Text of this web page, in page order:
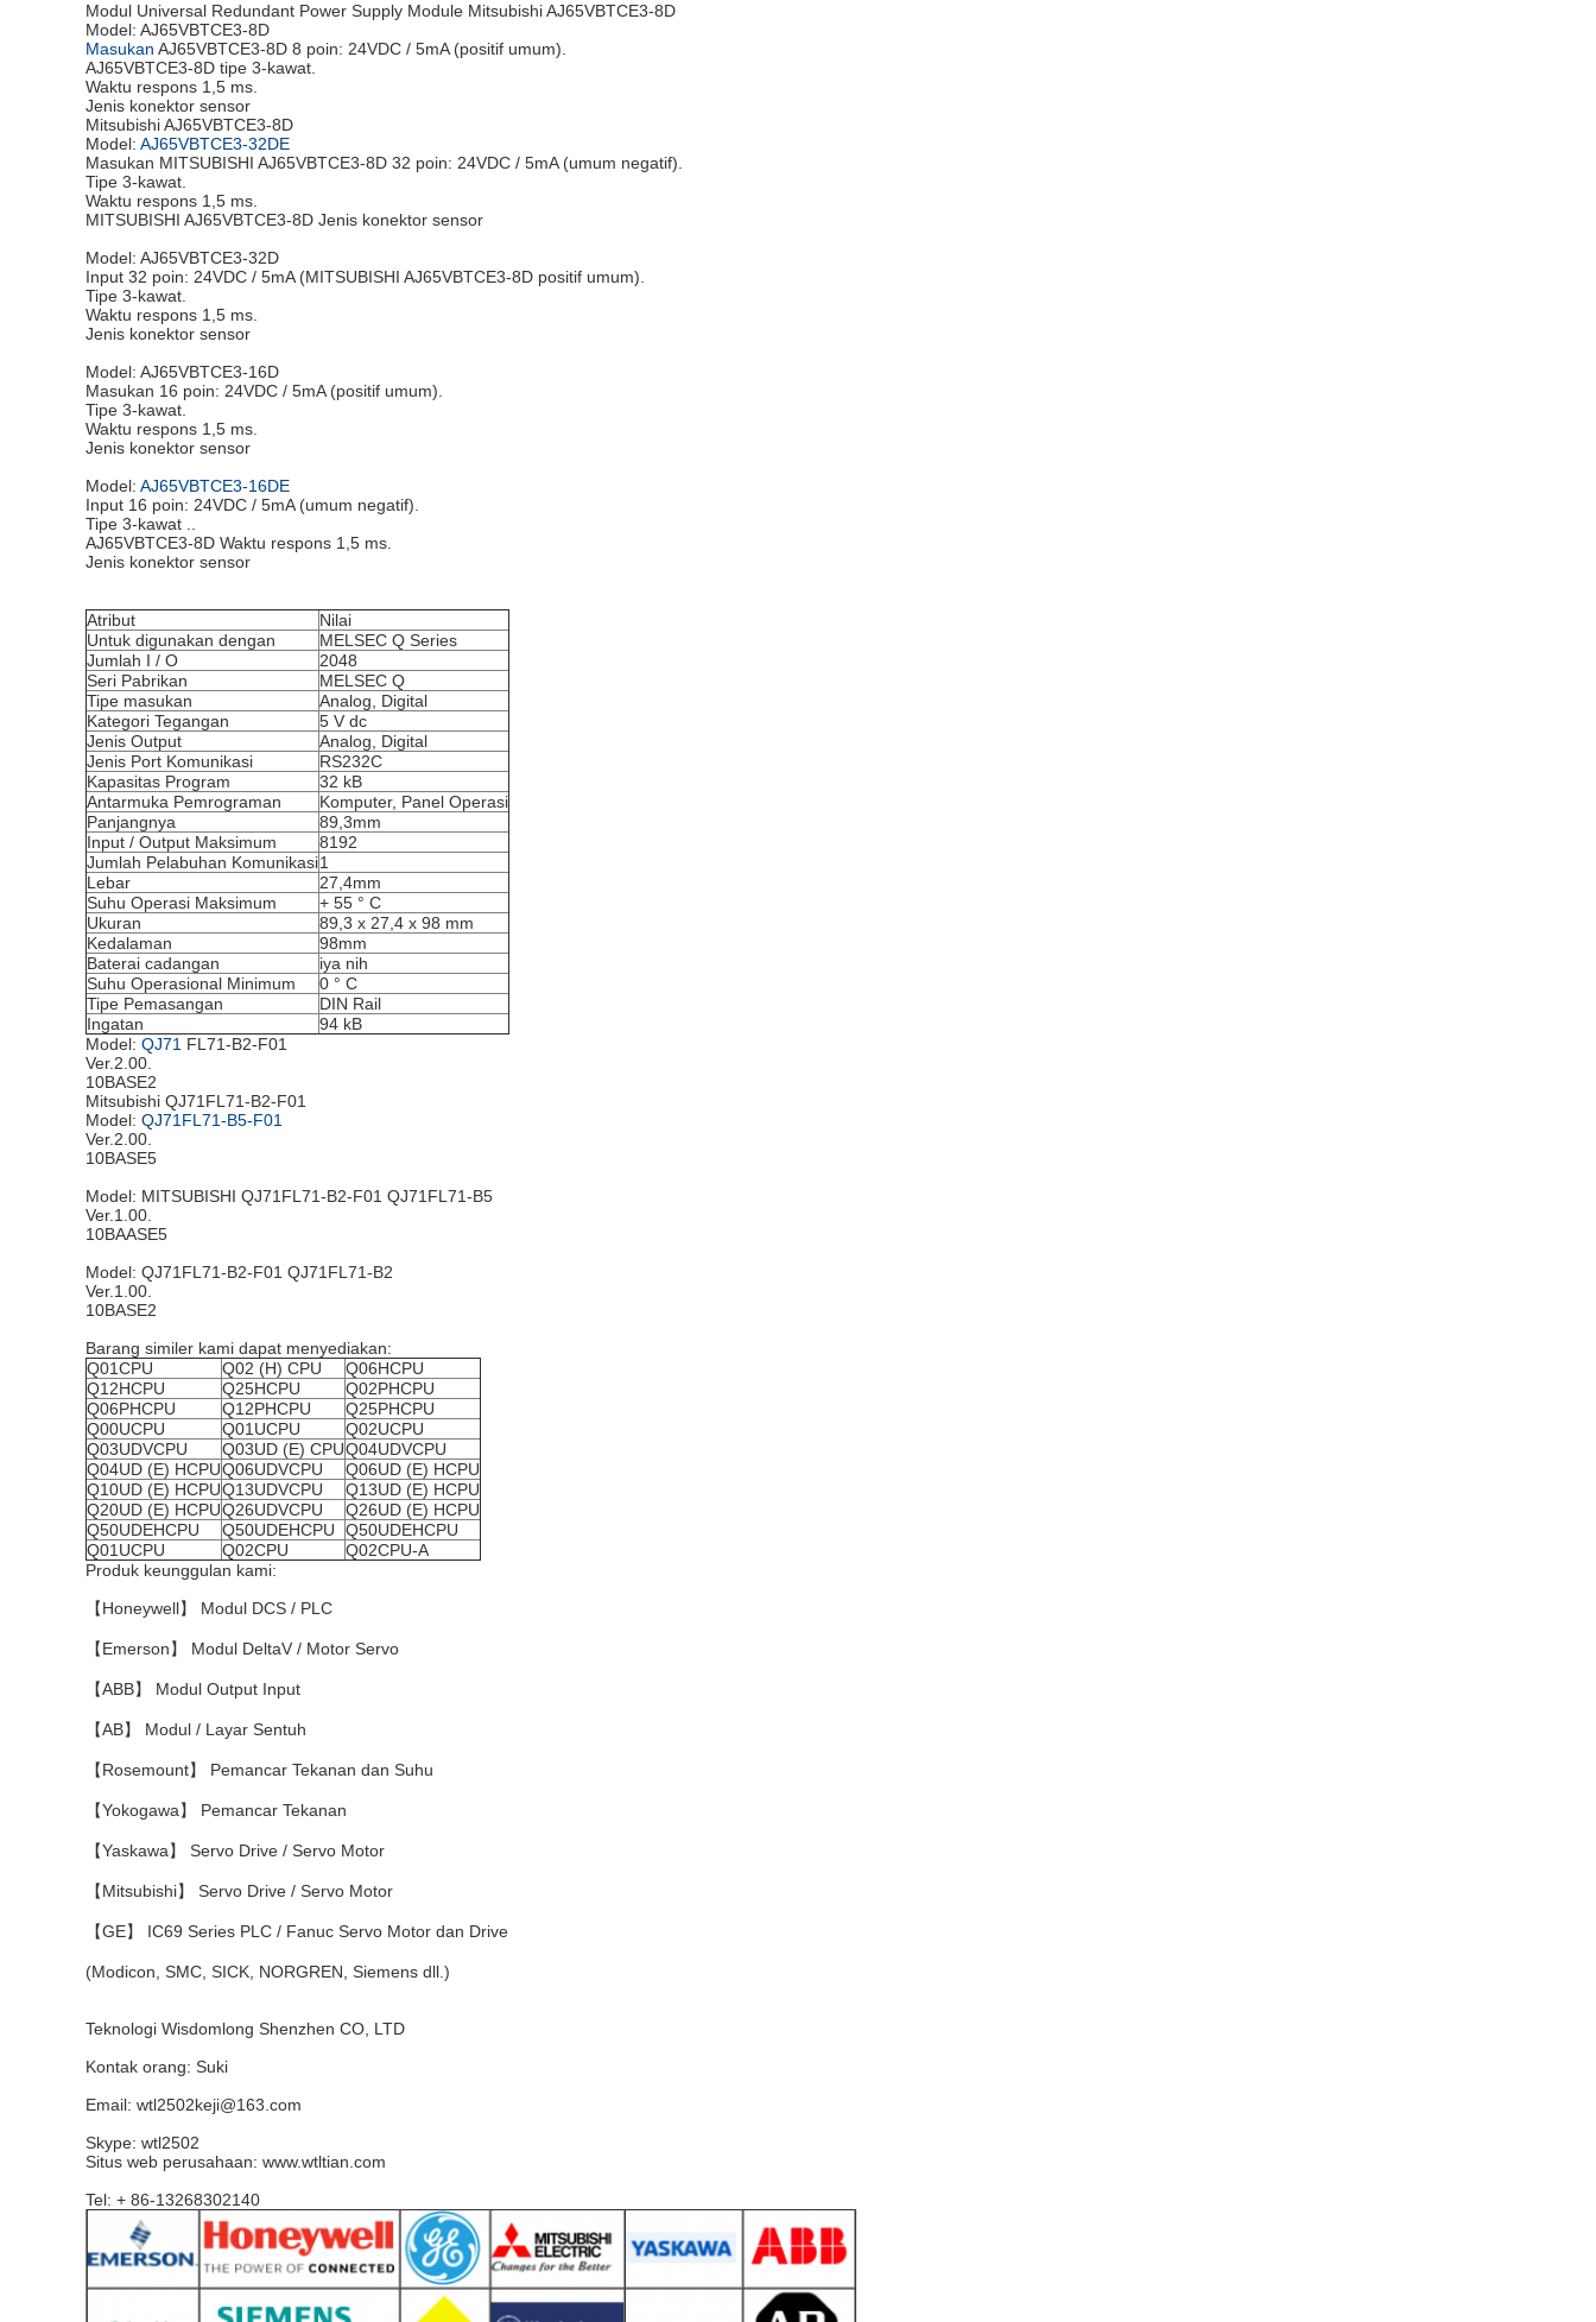
Modul Universal Redundant Power Supply Module Mitsubishi AJ65VBTCE3-8D
Model: AJ65VBTCE3-8D
Masukan AJ65VBTCE3-8D 8 poin: 24VDC / 5mA (positif umum).
AJ65VBTCE3-8D tipe 3-kawat.
Waktu respons 1,5 ms.
Jenis konektor sensor
Mitsubishi AJ65VBTCE3-8D
Model: AJ65VBTCE3-32DE
Masukan MITSUBISHI AJ65VBTCE3-8D 32 poin: 24VDC / 5mA (umum negatif).
Tipe 3-kawat.
Waktu respons 1,5 ms.
MITSUBISHI AJ65VBTCE3-8D Jenis konektor sensor
Model: AJ65VBTCE3-32D
Input 32 poin: 24VDC / 5mA (MITSUBISHI AJ65VBTCE3-8D positif umum).
Tipe 3-kawat.
Waktu respons 1,5 ms.
Jenis konektor sensor
Model: AJ65VBTCE3-16D
Masukan 16 poin: 24VDC / 5mA (positif umum).
Tipe 3-kawat.
Waktu respons 1,5 ms.
Jenis konektor sensor
Model: AJ65VBTCE3-16DE
Input 16 poin: 24VDC / 5mA (umum negatif).
Tipe 3-kawat ..
AJ65VBTCE3-8D Waktu respons 1,5 ms.
Jenis konektor sensor
Atribut
Nilai
Untuk digunakan dengan
MELSEC Q Series
Jumlah I / O
2048
Seri Pabrikan
MELSEC Q
Tipe masukan
Analog, Digital
Kategori Tegangan
5 V dc
Jenis Output
Analog, Digital
Jenis Port Komunikasi
RS232C
Kapasitas Program
32 kB
Antarmuka Pemrograman
Komputer, Panel Operasi
Panjangnya
89,3mm
Input / Output Maksimum
8192
Jumlah Pelabuhan Komunikasi1
Lebar
27,4mm
Suhu Operasi Maksimum
+ 55 ° C
Ukuran
89,3 x 27,4 x 98 mm
Kedalaman
98mm
Baterai cadangan
iya nih
Suhu Operasional Minimum
0 ° C
Tipe Pemasangan
DIN Rail
Ingatan
94 kB
Model: QJ71 FL71-B2-F01
Ver.2.00.
10BASE2
Mitsubishi QJ71FL71-B2-F01
Model: QJ71FL71-B5-F01
Ver.2.00.
10BASE5
Model: MITSUBISHI QJ71FL71-B2-F01 QJ71FL71-B5
Ver.1.00.
10BAASE5
Model: QJ71FL71-B2-F01 QJ71FL71-B2
Ver.1.00.
10BASE2
Barang similer kami dapat menyediakan:
Q01CPU
Q02 (H) CPU
Q06HCPU
Q12HCPU
Q25HCPU
Q02PHCPU
Q06PHCPU
Q12PHCPU
Q25PHCPU
Q00UCPU
Q01UCPU
Q02UCPU
Q03UDVCPU
Q03UD (E) CPUQ04UDVCPU
Q04UD (E) HCPUQ06UDVCPU
Q06UD (E) HCPU
Q10UD (E) HCPUQ13UDVCPU
Q13UD (E) HCPU
Q20UD (E) HCPUQ26UDVCPU
Q26UD (E) HCPU
Q50UDEHCPU
Q50UDEHCPU
Q50UDEHCPU
Q01UCPU
Q02CPU
Q02CPU-A
Produk keunggulan kami:
【Honeywell】 Modul DCS / PLC
【Emerson】 Modul DeltaV / Motor Servo
【ABB】 Modul Output Input
【AB】 Modul / Layar Sentuh
【Rosemount】 Pemancar Tekanan dan Suhu
【Yokogawa】 Pemancar Tekanan
【Yaskawa】 Servo Drive / Servo Motor
【Mitsubishi】 Servo Drive / Servo Motor
【GE】 IC69 Series PLC / Fanuc Servo Motor dan Drive
(Modicon, SMC, SICK, NORGREN, Siemens dll.)
Teknologi Wisdomlong Shenzhen CO, LTD
Kontak orang: Suki
Email: wtl2502keji@163.com
Skype: wtl2502
Situs web perusahaan: www.wtltian.com
Tel: + 86-13268302140